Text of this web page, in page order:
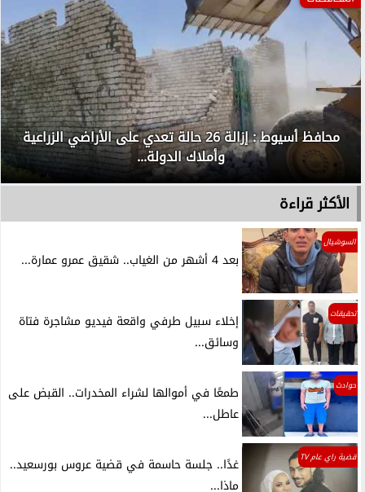
محافظ أسيوط : إزالة 26 حالة تعدي على الأراضي الزراعية
وأملاك الدولة...
الأكثر قراءة
السوشيال
بعد 4 أشهر من الغياب.. شقيق عمرو عمارة...
تحقيقات
إخلاء سبيل طرفي واقعة فيديو مشاجرة فتاة
وسائق...
حوادث
طمعًا في أموالها لشراء المخدرات.. القبض على
عاطل...
قضية راي عام TV
غدًا.. جلسة حاسمة في قضية عروس بورسعيد..
ماذا...